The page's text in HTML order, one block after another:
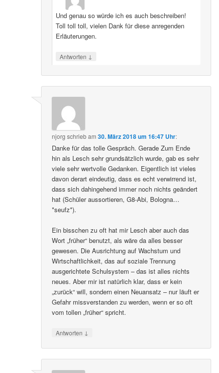
Und genau so würde ich es auch beschreiben!
Toll toll toll, vielen Dank für diese anregenden
Erläuterungen.
Antworten ↓
njorg schriebam30. März 2018 um 16:47 Uhr:
Danke für das tolle Gespräch. Gerade Zum Ende
hin als Lesch sehr grundsätzlich wurde, gab es sehr
viele sehr wertvolle Gedanken. Eigentlich ist vieles
davon derart eindeutig, dass es echt verwirrend ist,
dass sich dahingehend immer noch nichts geändert
hat (Schüler aussortieren, G8-Abi, Bologna…
*seufz*).
Ein bisschen zu oft hat mir Lesch aber auch das
Wort „früher“ benutzt, als wäre da alles besser
gewesen. Die Ausrichtung auf Wachstum und
Wirtschaftlichkeit, das auf soziale Trennung
ausgerichtete Schulsystem – das ist alles nichts
neues. Aber mir ist natürlich klar, dass er kein
„zurück“ will, sondern einen Neuansatz – nur läuft er
Gefahr missverstanden zu werden, wenn er so oft
vom tollen „früher“ spricht.
Antworten ↓